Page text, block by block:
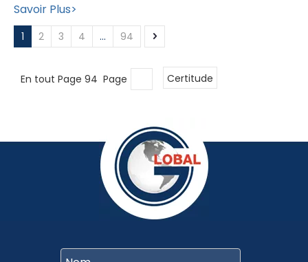
Savoir Plus>
1 2 3 4 ... 94
En tout Page 94 Page Certitude